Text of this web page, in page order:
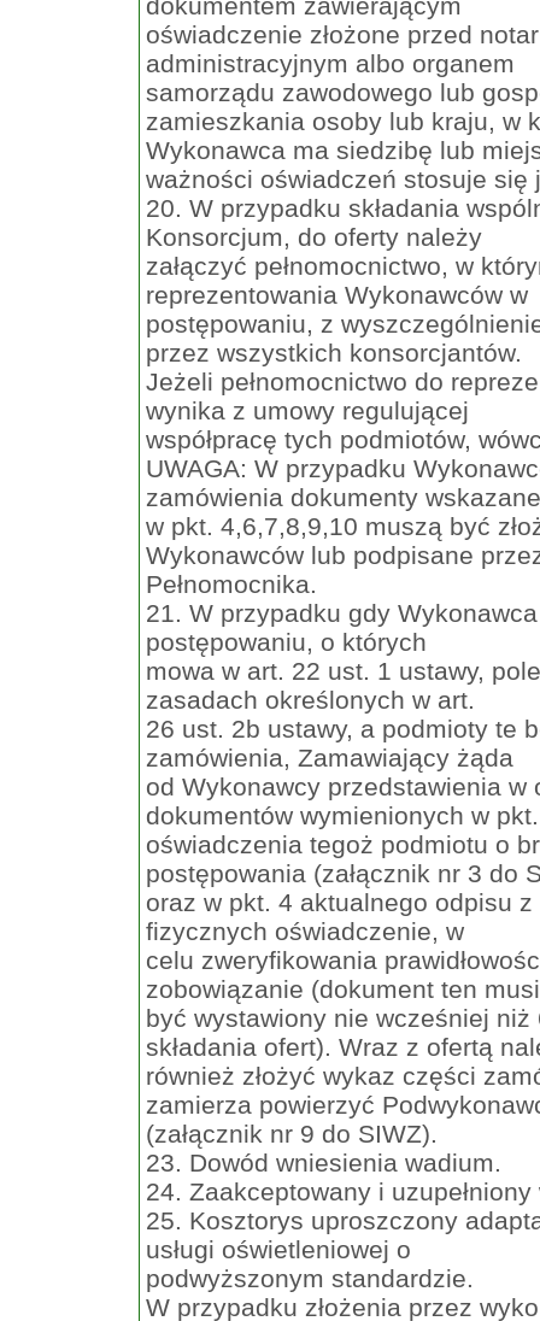
dokumentem zawierającym
oświadczenie złożone przed
administracyjnym albo organem
samorządu zawodowego lub
zamieszkania osoby lub kraju, w
Wykonawca ma siedzibę lub
ważności oświadczeń stosuje się
20. W przypadku składania
Konsorcjum, do oferty należy
załączyć pełnomocnictwo, w
reprezentowania Wykonawców w
postępowaniu, z
przez wszystkich konsorcjantów.
Jeżeli pełnomocnictwo do
wynika z umowy regulującej
współpracę tych podmiotów,
UWAGA: W przypadku
zamówienia dokumenty wskazane
w pkt. 4,6,7,8,9,10 muszą być
Wykonawców lub podpisane
Pełnomocnika.
21. W przypadku gdy
postępowaniu, o których
mowa w art. 22 ust. 1 ustawy,
zasadach określonych w art.
26 ust. 2b ustawy, a podmioty te
zamówienia, Zamawiający żąda
od Wykonawcy przedstawienia
dokumentów wymienionych w
oświadczenia tegoż podmiotu o
postępowania (załącznik nr 3 do
oraz w pkt. 4 aktualnego odpisu
fizycznych oświadczenie, w
celu zweryfikowania
zobowiązanie (dokument ten musi
być wystawiony nie wcześniej
składania ofert). Wraz z ofertą
również złożyć wykaz części
zamierza powierzyć
(załącznik nr 9 do SIWZ).
23. Dowód wniesienia wadium.
24. Zaakceptowany i
25. Kosztorys uproszczony
usługi oświetleniowej o
podwyższonym standardzie.
W przypadku złożenia przez